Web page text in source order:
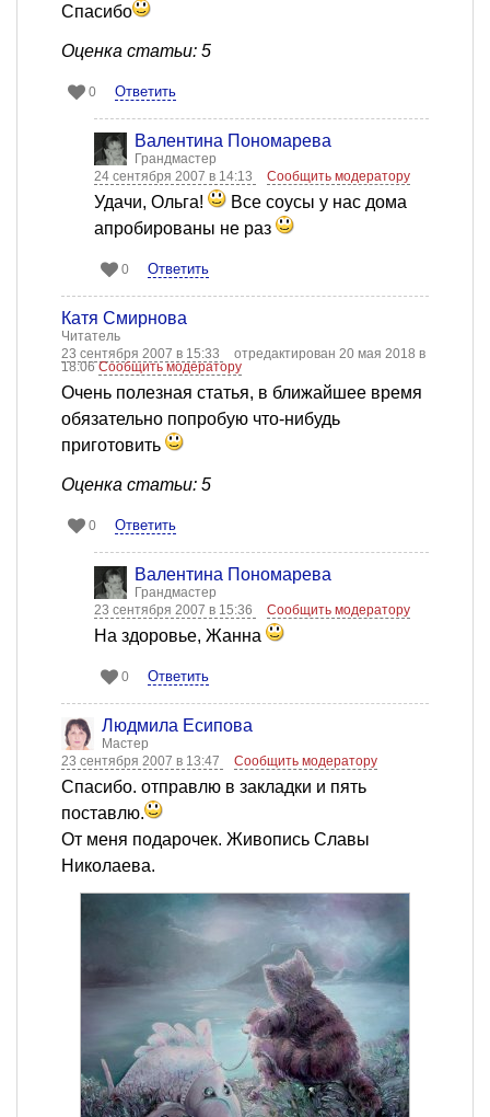
Спасибо
Оценка статьи: 5
0 Ответить
Валентина Пономарева
Грандмастер
24 сентября 2007 в 14:13
Сообщить модератору
Удачи, Ольга!
Все соусы у нас дома
апробированы не раз
0 Ответить
Катя Смирнова
Читатель
23 сентября 2007 в 15:33
отредактирован 20 мая 2018 в
18:06Сообщить модератору
Очень полезная статья, в ближайшее время
обязательно попробую что-нибудь
приготовить
Оценка статьи: 5
0 Ответить
Валентина Пономарева
Грандмастер
23 сентября 2007 в 15:36
Сообщить модератору
На здоровье, Жанна
0 Ответить
Людмила Есипова
Мастер
23 сентября 2007 в 13:47
Сообщить модератору
Спасибо. отправлю в закладки и пять
поставлю.
От меня подарочек. Живопись Славы
Николаева.